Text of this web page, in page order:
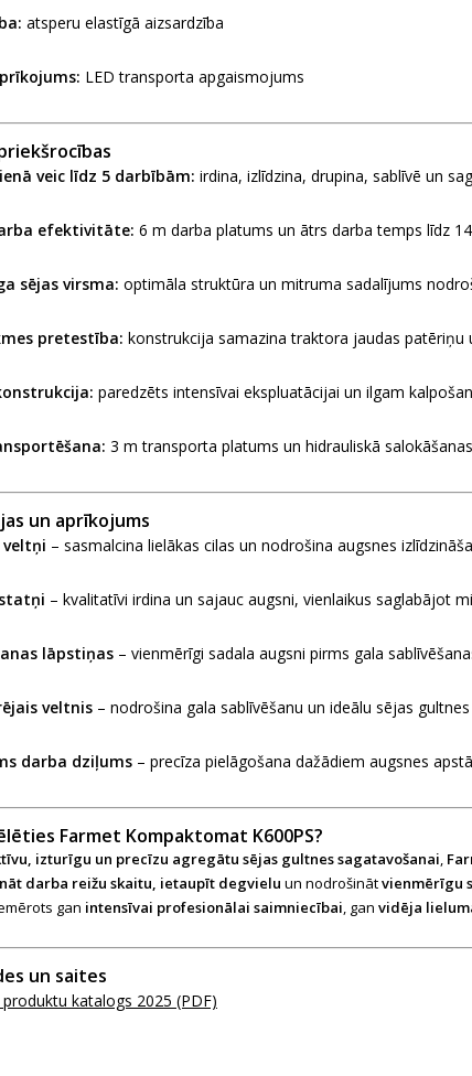
atsperu elastīgā aizsardzība
LED transporta apgaismojums
veic līdz 5 darbībām: irdina, izlīdzina, drupina, sablīvē un
efektivitāte: 6 m darba platums un ātrs darba temps līdz
sējas virsma: optimāla struktūra un mitruma sadalījums
pretestība: konstrukcija samazina traktora jaudas patēriņu
paredzēts intensīvai ekspluatācijai un ilgam
3 m transporta platums un hidrauliskā
un aprīkojums
veltņi – sasmalcina lielākas cilas un nodrošina augsnes
– kvalitatīvi irdina un sajauc augsni, vienlaikus saglabājot
lāpstiņas – vienmērīgi sadala augsni pirms gala
veltnis – nodrošina gala sablīvēšanu un ideālu sējas
darba dziļums – precīza pielāgošana dažādiem augsnes
Farmet Kompaktomat K600PS?
izturīgu un precīzu agregātu sējas gultnes sagatavošanai,
darba reižu skaitu, ietaupīt degvielu un nodrošinātvienmērīgu
gan intensīvai profesionālai saimniecībai, gan vidēja
un saites
produktu katalogs 2025 (PDF)